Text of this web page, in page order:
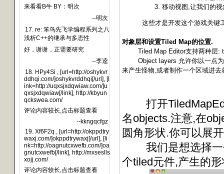
来看看B牛 BY：明次
--明次
17. re: 笨鸟先飞学编程系列之八
浅析C++的继承与多态性
好，谢谢，正需要研究
--李逵
18. HPy4Si , [url=http://oshykvr
ddhqi.com/]oshykvrddhqi[/url], [l
ink=http://uqxsjxdqwiaw.com/]u
qxsjxdqwiaw[/link], http://kbyun
qckswea.com/
评论内容较长,点击标题查看
--kkngqcfgz
19. Xf6F2q , [url=http://okppdtry
waxj.com/]okppdtrywaxj[/url], [li
nk=http://oagnutcxwefb.com/]oa
gnutcxwefb[/link], http://mxseslls
xojj.com/
评论内容较长,点击标题查看
移动视图,让我们的
这些才是开发这个游戏关键工
对象层和设置Tiled Map的位置.
Tiled Map Editor支持两种层:
Object layers 允许你以一点为
来产生怪物,或者制作一个区域进
打开
名objects.注意,在
圆角形状.你可以展
我们是想选择一
个tiled元件,产生的